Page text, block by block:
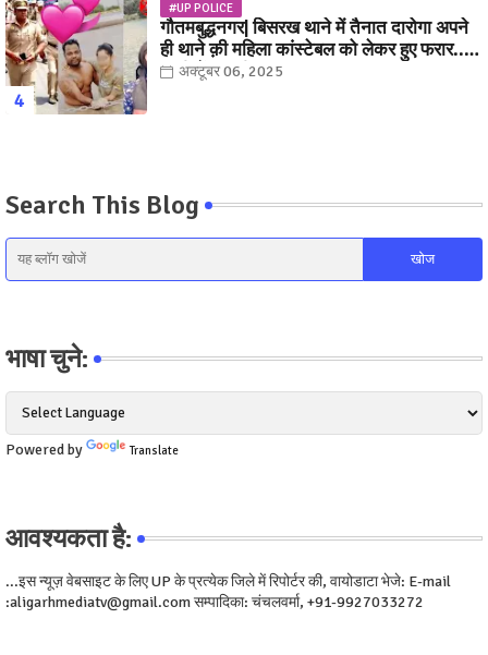
#UP POLICE
गौतमबुद्धनगर| बिसरख थाने में तैनात दारोगा अपने
ही थाने क़ी महिला कांस्टेबल को लेकर हुए फरार...
पत्नी नें कर दी रार!
अक्टूबर 06, 2025
Search This Blog
भाषा चुने:
Powered by Translate
आवश्यकता है:
...इस न्यूज़ वेबसाइट के लिए UP के प्रत्येक जिले में रिपोर्टर की, वायोडाटा भेजे: E-mail
:aligarhmediatv@gmail.com सम्पादिका: चंचलवर्मा, +91-9927033272